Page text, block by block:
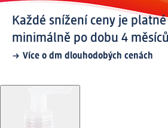
Každé snížení ceny je platné
minimálně po dobu 4 měsíců
Více o dm dlouhodobých cenách